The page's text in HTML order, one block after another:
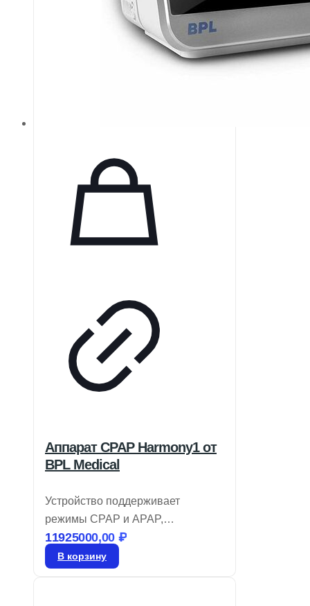
Аппарат CPAP Harmony1 от
BPL Medical
Устройство поддерживает
режимы CPAP и APAP,
оборудовано увлажнителем с
функцией предварительного
11925000,00 ₽
В корзину